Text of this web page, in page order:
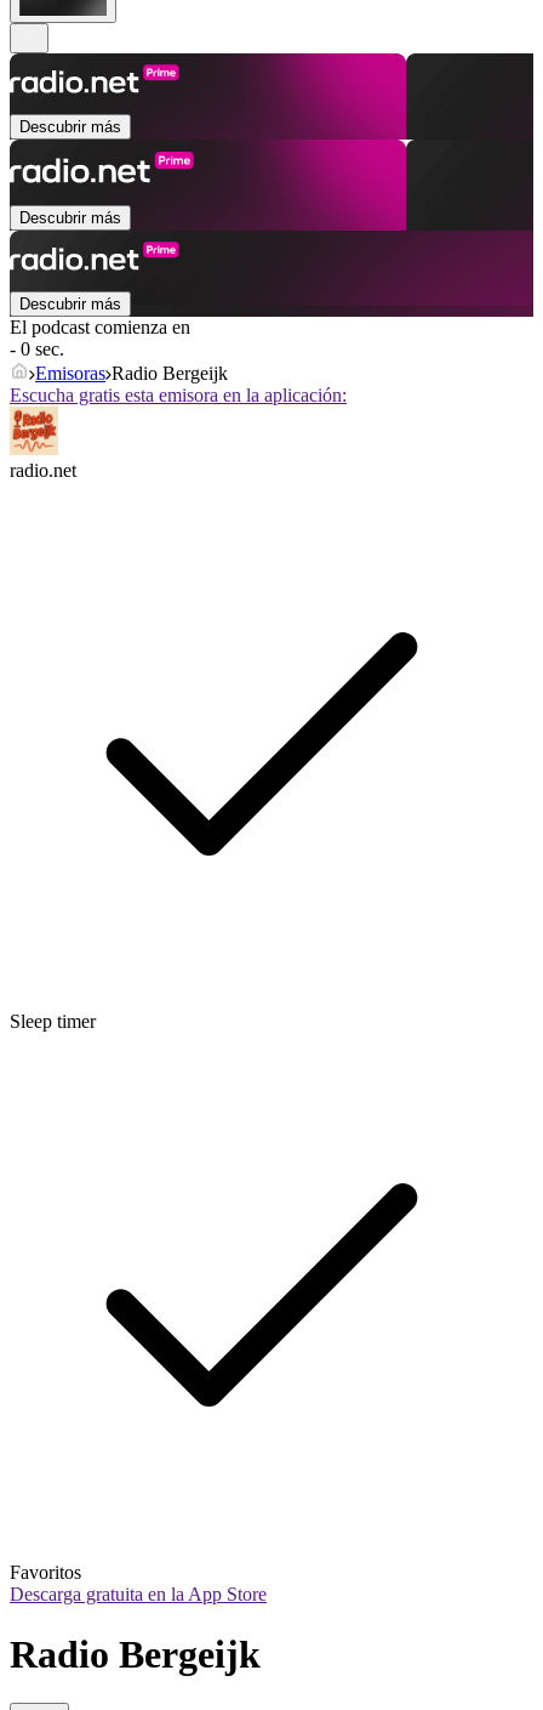
Descubrir más
Descubrir más
Descubrir más
El podcast comienza en
- 0 sec.
Emisoras Radio Bergeijk
Escucha gratis esta emisora en la aplicación:
radio.net
Sleep timer
Favoritos
Descarga gratuita en la App Store
Radio Bergeijk